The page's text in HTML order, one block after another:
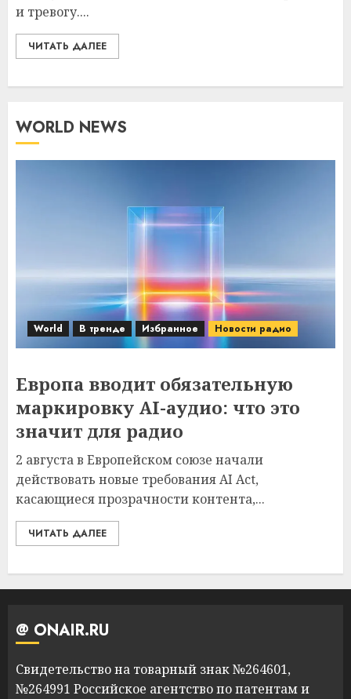
и тревогу....
ЧИТАТЬ ДАЛЕЕ
WORLD NEWS
World В тренде Избранное Новости радио
Европа вводит обязательную
маркировку AI-аудио: что это
значит для радио
2 августа в Европейском союзе начали
действовать новые требования AI Act,
касающиеся прозрачности контента,...
ЧИТАТЬ ДАЛЕЕ
@ ONAIR.RU
Свидетельство на товарный знак №264601,
№264991 Российское агентство по патентам и